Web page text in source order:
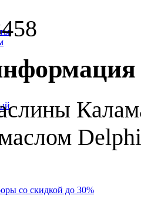
со скидкой до 30%